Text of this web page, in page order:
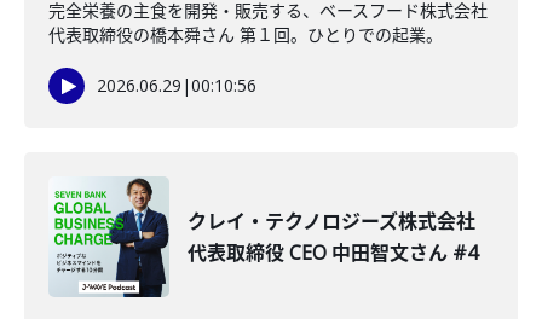
完全栄養の主食を開発・販売する、ベースフード株式会社
代表取締役の橋本舜さん 第１回。ひとりでの起業。
2026.06.29 |00:10:56
クレイ・テクノロジーズ株式会社
代表取締役 CEO 中田智文さん #4